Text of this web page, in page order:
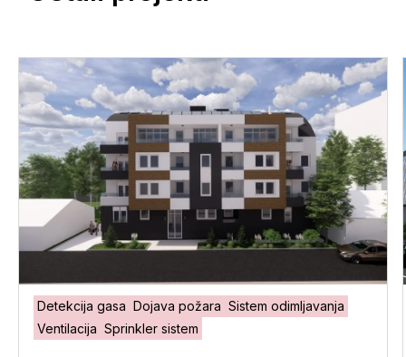
Detekcija gasa Dojava požara Sistem odimljavanja
Ventilacija Sprinkler sistem